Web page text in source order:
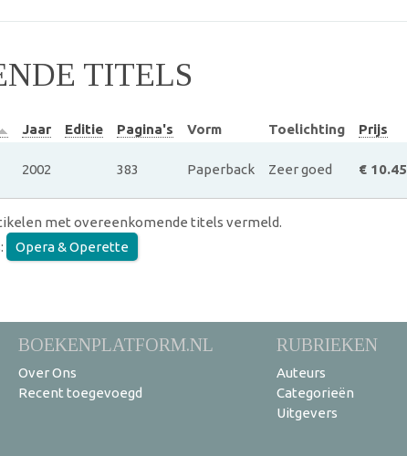
TITELS
Jaar Editie Pagina's Vorm Toelichting
Prijs
2002 383 Paperback Zeer goed € 10.45
met overeenkomende titels vermeld.
Opera & Operette
BOEKENPLATFORM.NL
Over Ons
Recent toegevoegd
RUBRIEKEN
Auteurs
Categorieën
Uitgevers